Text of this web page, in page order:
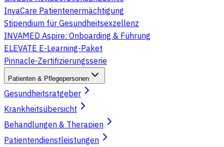
InvaCare Patientenermächtigung
Stipendium für Gesundheitsexzellenz
INVAMED Aspire: Onboarding & Führung
ELEVATE E-Learning-Paket
Pinnacle-Zertifizierungsserie
Patienten & Pflegepersonen
Gesundheitsratgeber
Krankheitsübersicht
Behandlungen & Therapien
Patientendienstleistungen